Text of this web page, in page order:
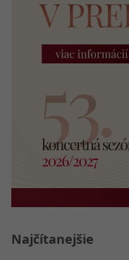
Najčítanejšie